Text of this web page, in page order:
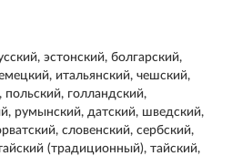
эстонский, болгарский,
итальянский, чешский,
голландский,
румынский, датский, шведский,
словенский, сербский,
(традиционный), тайский,